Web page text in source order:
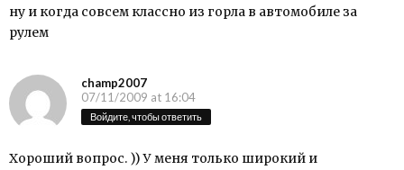
ну и когда совсем классно из горла в автомобиле за
рулем
champ2007
07/11/2009 at 16:04
Войдите, чтобы ответить
Хороший вопрос. )) У меня только широкий и